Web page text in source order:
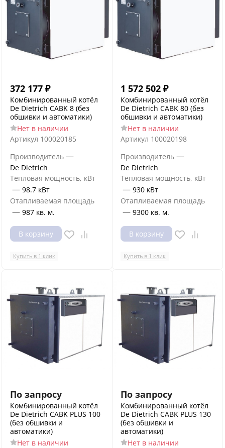
372 177 ₽
Комбинированный котёл
De Dietrich CABK 8 (без
обшивки и автоматики)
Нет в наличии
Артикул 100020185
Производитель —
De Dietrich
Тепловая мощность, кВт
— 98.7 кВт
Отапливаемая площадь
— 987 кв. м.
В корзину
Купить в 1 клик
1 572 502 ₽
Комбинированный котёл
De Dietrich CABK 80 (без
обшивки и автоматики)
Нет в наличии
Артикул 100020198
Производитель —
De Dietrich
Тепловая мощность, кВт
— 930 кВт
Отапливаемая площадь
— 9300 кв. м.
В корзину
Купить в 1 клик
По запросу
Комбинированный котёл
De Dietrich CABK PLUS 100
(без обшивки и
автоматики)
Нет в наличии
По запросу
Комбинированный котёл
De Dietrich CABK PLUS 130
(без обшивки и
автоматики)
Нет в наличии